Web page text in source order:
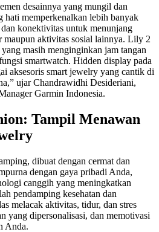
desainnya yang mungil dan
hati memperkenalkan lebih banyak
konektivitas untuk menunjang
aktivitas sosial lainnya. Lily 2
masih menginginkan jam tangan
smartwatch. Hidden display pada
aksesoris smart jewelry yang cantik di
ujar Chandrawidhi Desideriani,
Garmin Indonesia.
Tampil Menawan
dibuat dengan cermat dan
dengan gaya pribadi Anda,
canggih yang meningkatkan
pendamping kesehatan dan
melacak aktivitas, tidur, dan stres
yang dipersonalisasi, dan memotivasi
Anda.